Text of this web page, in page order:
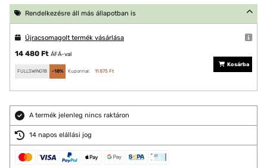
Rendelkezésre áll más állapotban is
Újracsomagolt termék vásárlása
14 480 Ft ÁFÁ-val
FULLSWING18 -18% Kuponnal: 11 875 Ft
Kosárba
A termék jelenleg nincs raktáron
14 napos elállási jog